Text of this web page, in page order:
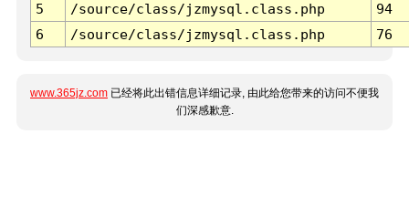
5
/source/class/jzmysql.class.php
94
6
/source/class/jzmysql.class.php 76
www.365jz.com 已经将此出错信息详细记录, 由此给您带来的访问不便我
们深感歉意.